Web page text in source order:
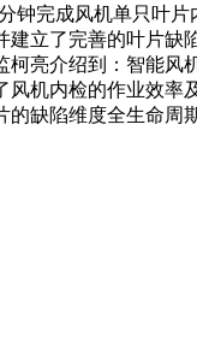
钟完成风机单只叶片
立了完善的叶片缺
亮介绍到：智能风
机内检的作业效率
缺陷维度全生命周